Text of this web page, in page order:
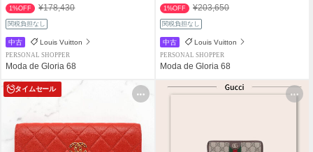
1%OFF ¥178,430
関税負担なし
中古 Louis Vuitton
PERSONAL SHOPPER
Moda de Gloria 68
1%OFF ¥203,650
関税負担なし
中古 Louis Vuitton
PERSONAL SHOPPER
Moda de Gloria 68
タイムセール